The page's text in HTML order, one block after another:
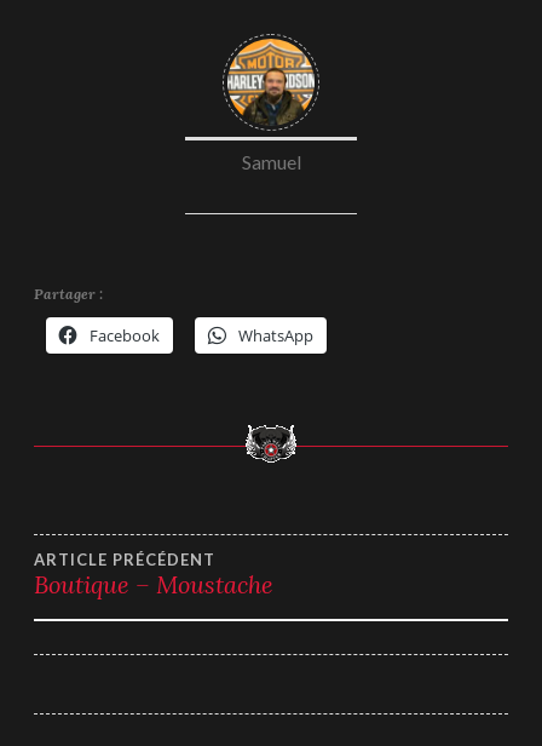
Samuel
Partager :
Facebook WhatsApp
Navigation
de
ARTICLE PRÉCÉDENT
Boutique – Moustache